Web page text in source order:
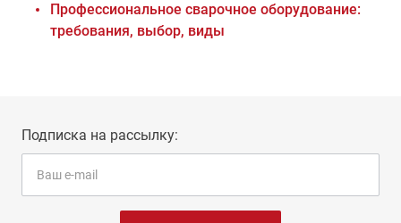
Профессиональное сварочное оборудование:
требования, выбор, виды
Подписка на рассылку: